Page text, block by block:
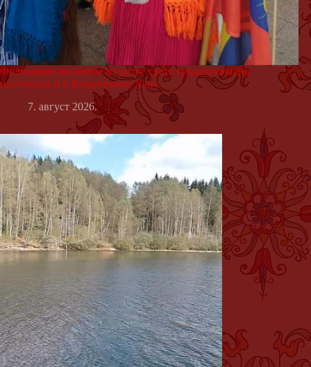
Фолклорни ансамбли из целог света традиционално
наступили и у Владичином Хану
7. август 2026.